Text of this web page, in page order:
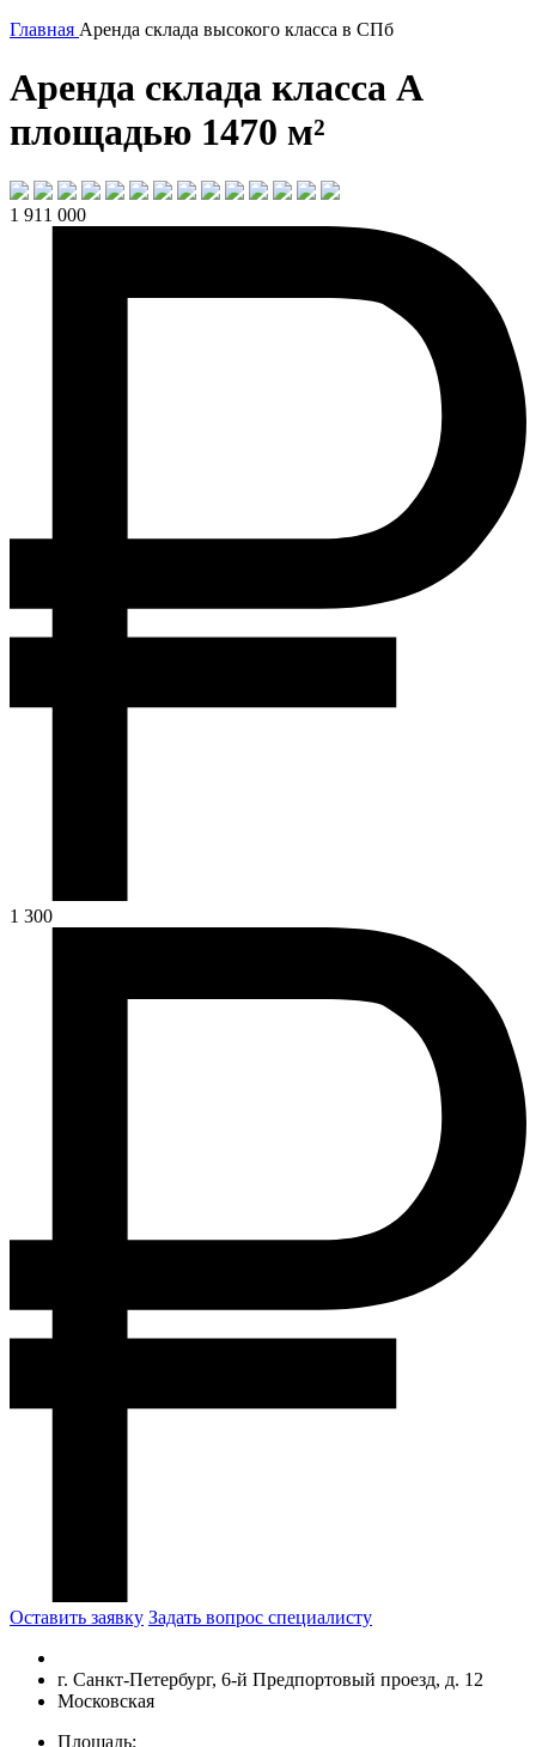
Главная Аренда склада высокого класса в СПб
Аренда склада класса А
площадью 1470 м²
1 911 000
1 300
Оставить заявку Задать вопрос специалисту
г. Санкт-Петербург, 6-й Предпортовый проезд, д. 12
Московская
Площадь: